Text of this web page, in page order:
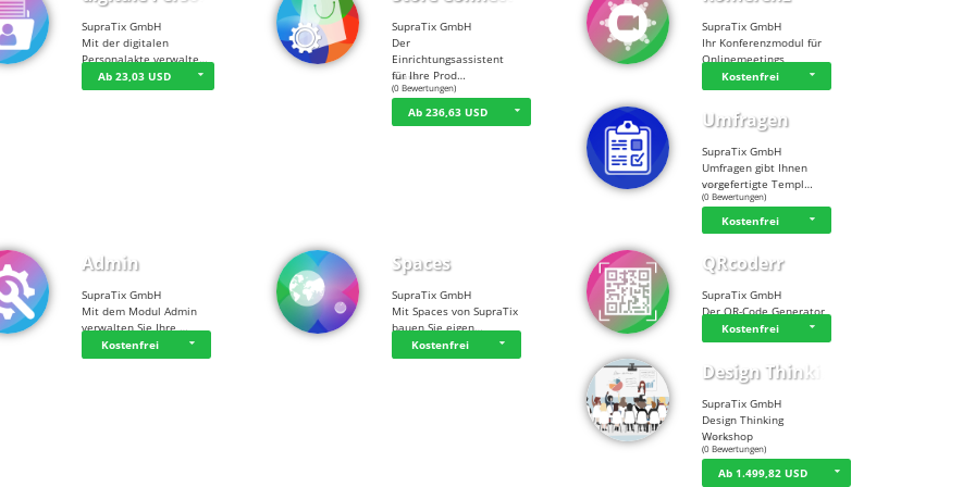
SupraTix GmbH
Mit der digitalen
Personalakte verwalte…
Ab 23,03 USD
SupraTix GmbH
Der
Einrichtungsassistent
für Ihre Prod…
☆☆☆ ☆☆
(0 Bewertungen)
Ab 236,63 USD
SupraTix GmbH
Ihr Konferenzmodul für
Onlinemeetings
Kostenfrei
Umfragen
SupraTix GmbH
Umfragen gibt Ihnen
vorgefertigte Templ…
☆☆☆☆☆
(0 Bewertungen)
Kostenfrei
Admin
SupraTix GmbH
Mit dem Modul Admin
verwalten Sie Ihre …
Kostenfrei
Spaces
SupraTix GmbH
Mit Spaces von SupraTix
bauen Sie eigen…
Kostenfrei
QRcoderr
SupraTix GmbH
Der QR-Code Generator
Kostenfrei
Design Thinking…
SupraTix GmbH
Design Thinking
Workshop
☆☆☆ ☆☆
(0 Bewertungen)
Ab 1.499,82 USD